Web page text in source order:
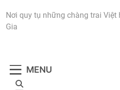
Nơi quy tụ những chàng trai
Gia
MENU